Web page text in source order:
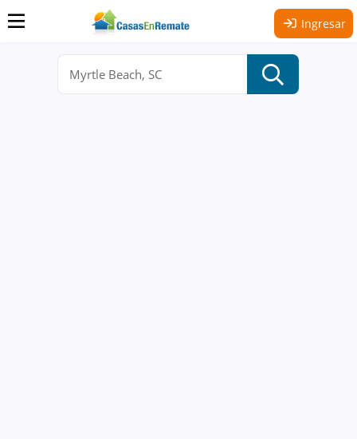
Ingresar